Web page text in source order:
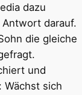
dazu
darauf.
die gleiche
und
Wächst sich